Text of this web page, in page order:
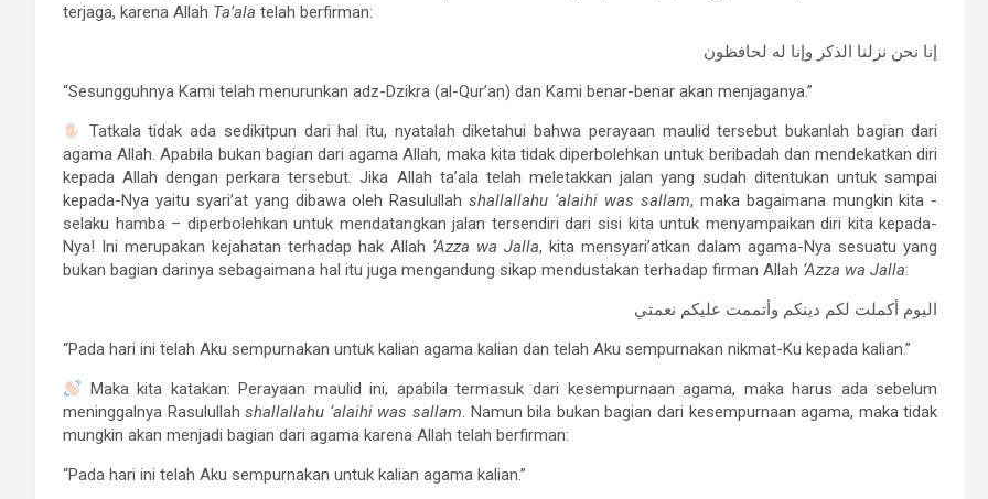
terjaga, karena Allah Ta’ala telah berfirman:
إنا نحن نزلنا الذكر وإنا له لحافظون
“Sesungguhnya Kami telah menurunkan adz-Dzikra (al-Qur’an) dan Kami benar-benar akan menjaganya.”
Tatkala tidak ada sedikitpun dari hal itu, nyatalah diketahui bahwa perayaan maulid tersebut bukanlah bagian dari
agama Allah. Apabila bukan bagian dari agama Allah, maka kita tidak diperbolehkan untuk beribadah dan mendekatkan diri
kepada Allah dengan perkara tersebut. Jika Allah ta’ala telah meletakkan jalan yang sudah ditentukan untuk sampai
kepada-Nya yaitu syari’at yang dibawa oleh Rasulullahshallallahu ‘alaihi was sallam, maka bagaimana mungkin kita -
selaku hamba – diperbolehkan untuk mendatangkan jalan tersendiri dari sisi kita untuk menyampaikan diri kita kepada-
Nya! Ini merupakan kejahatan terhadap hak Allah ‘Azza wa Jalla, kita mensyari’atkan dalam agama-Nya sesuatu yang
bukan bagian darinya sebagaimana hal itu juga mengandung sikap mendustakan terhadap firman Allah ‘Azza wa Jalla:
اليوم أكملت لكم دينكم وأتممت عليكم نعمتي
“Pada hari ini telah Aku sempurnakan untuk kalian agama kalian dan telah Aku sempurnakan nikmat-Ku kepada kalian.”
Maka kita katakan: Perayaan maulid ini, apabila termasuk dari kesempurnaan agama, maka harus ada sebelum
meninggalnya Rasulullahshallallahu ‘alaihi was sallam. Namun bila bukan bagian dari kesempurnaan agama, maka tidak
mungkin akan menjadi bagian dari agama karena Allah telah berfirman:
“Pada hari ini telah Aku sempurnakan untuk kalian agama kalian.”